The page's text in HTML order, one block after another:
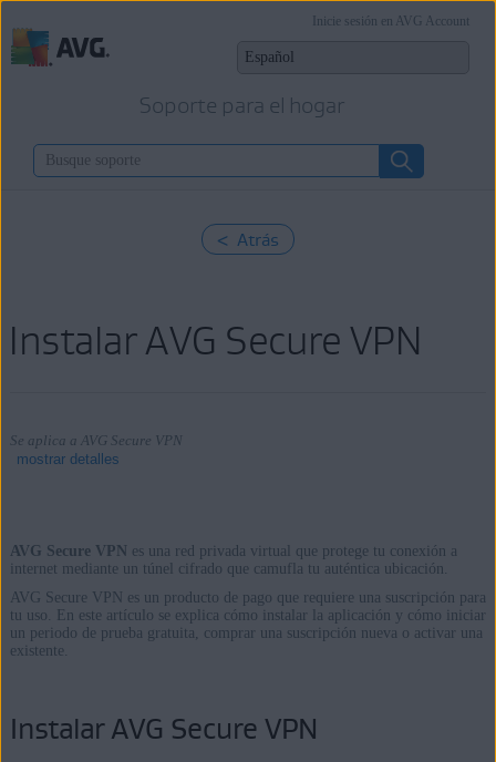
Soporte para el hogar
Inicie sesión en AVG Account
< Atrás
Instalar AVG Secure VPN
Se aplica a AVG Secure VPN
mostrar detalles
Productos:
AVG Secure VPN
Sistemas operativos:
AVG Secure VPN es una red privada virtual que protege tu conexión a
internet mediante un túnel cifrado que camufla tu auténtica ubicación.
AVG Secure VPN es un producto de pago que requiere una suscripción para
tu uso. En este artículo se explica cómo instalar la aplicación y cómo iniciar
un periodo de prueba gratuita, comprar una suscripción nueva o activar una
existente.
Instalar AVG Secure VPN